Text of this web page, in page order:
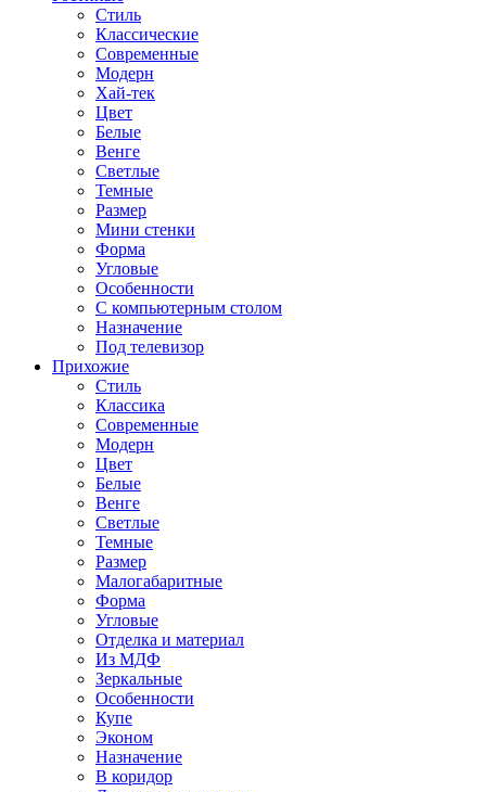
Стиль
Классические
Современные
Модерн
Хай-тек
Цвет
Белые
Венге
Светлые
Темные
Размер
Мини стенки
Форма
Угловые
Особенности
С компьютерным столом
Назначение
Под телевизор
Прихожие
Стиль
Классика
Современные
Модерн
Цвет
Белые
Венге
Светлые
Темные
Размер
Малогабаритные
Форма
Угловые
Отделка и материал
Из МДФ
Зеркальные
Особенности
Купе
Эконом
Назначение
В коридор